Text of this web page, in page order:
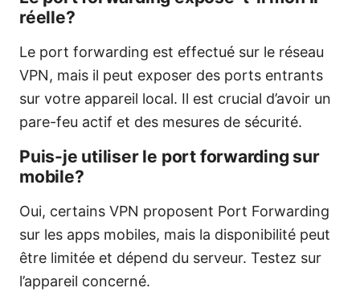
réelle?
Le port forwarding est effectué sur le réseau
VPN, mais il peut exposer des ports entrants
sur votre appareil local. Il est crucial d’avoir un
pare-feu actif et des mesures de sécurité.
Puis-je utiliser le port forwarding sur
mobile?
Oui, certains VPN proposent Port Forwarding
sur les apps mobiles, mais la disponibilité peut
être limitée et dépend du serveur. Testez sur
l’appareil concerné.